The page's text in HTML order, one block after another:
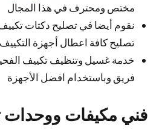
مختص ومحترف في هذا المجال
نقوم أيضا في تصليح دكتات
تصليح كافة اعطال أجهزة التكييف
خدمة غسيل وتنظيف تكييف
فريق وباستخدام افضل الأجهزة
فني مكيفات ووحدات